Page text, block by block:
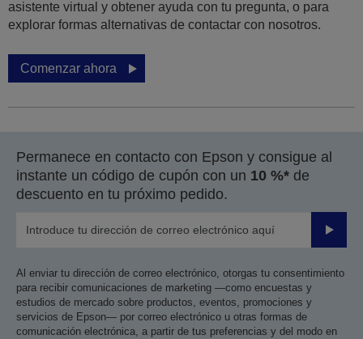
asistente virtual y obtener ayuda con tu pregunta, o para
explorar formas alternativas de contactar con nosotros.
Comenzar ahora
Permanece en contacto con Epson y consigue al
instante un código de cupón con un 10 %* de
descuento en tu próximo pedido.
Enviar
Al enviar tu dirección de correo electrónico, otorgas tu consentimiento
para recibir comunicaciones de marketing —como encuestas y
estudios de mercado sobre productos, eventos, promociones y
servicios de Epson— por correo electrónico u otras formas de
comunicación electrónica, a partir de tus preferencias y del modo en